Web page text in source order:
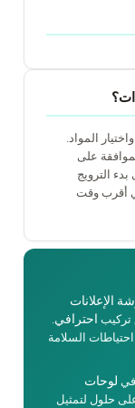
المواد.
على
الترويج
أقرب وقت
الإعلانات
تركيب احترافي.
السلامة
في لوحات
حلول لتمثيل